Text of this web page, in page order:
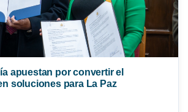
apuestan por convertir el
soluciones para La Paz